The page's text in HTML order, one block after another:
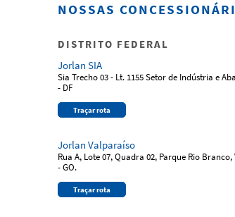
NOSSAS
DISTRITO FEDERAL
Jorlan SIA
Sia Trecho 03 - Lt. 1155 Setor de Indústria e
- DF
Traçar rota
Jorlan Valparaíso
Rua A, Lote 07, Quadra 02, Parque Rio
- GO.
Traçar rota